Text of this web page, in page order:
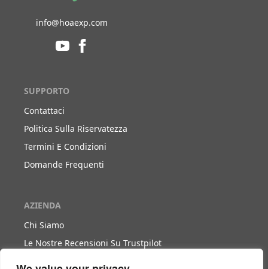
info@hoaexp.com
SUPPORTO
Contattaci
Politica Sulla Riservatezza
Termini E Condizioni
Domande Frequenti
AZIENDA
Chi Siamo
Le Nostre Recensioni Su Trustpilot